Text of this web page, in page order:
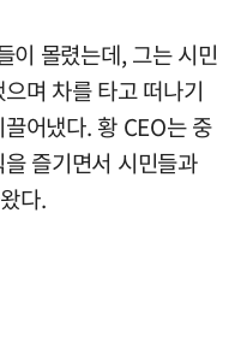
이 몰렸는데, 그는 시민
며 차를 타고 떠나기
어냈다. 황 CEO는 중
즐기면서 시민들과
다.